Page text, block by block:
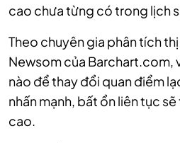
cao chưa từng có trong lịch
Theo chuyên gia phân tích
Newsom của Barchart.com,
nào để thay đổi quan điểm
nhấn mạnh, bất ổn liên tục
cao.